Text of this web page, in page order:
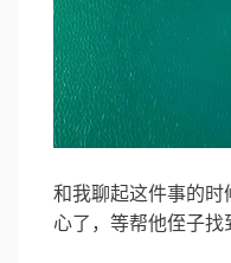
和我聊起这件事的
心了，等帮他侄子找